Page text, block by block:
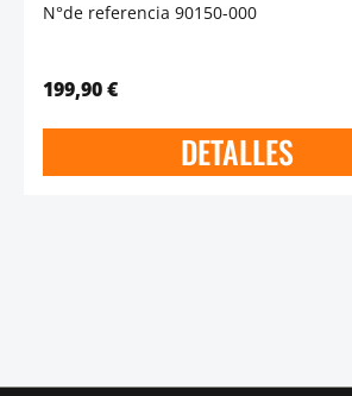
N°de referencia 90150-000
199,90 €
DETALLES